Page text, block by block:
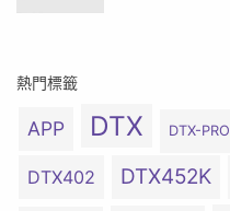
熱門標籤
APP DTX DTX-PRO
DTX402 DTX452K